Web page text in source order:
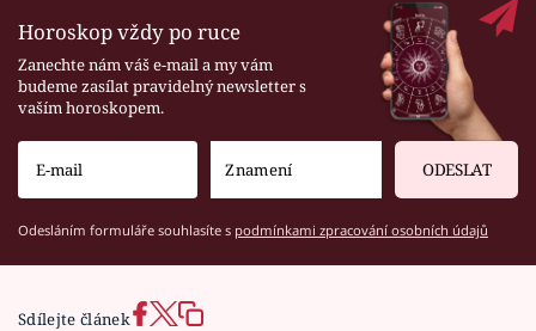
Horoskop vždy po ruce
Zanechte nám váš e-mail a my vám
budeme zasílat pravidelný newsletter s
vaším horoskopem.
ODESLAT
Odesláním formuláře souhlasíte s podmínkami zpracování osobních údajů
Sdílejte článek